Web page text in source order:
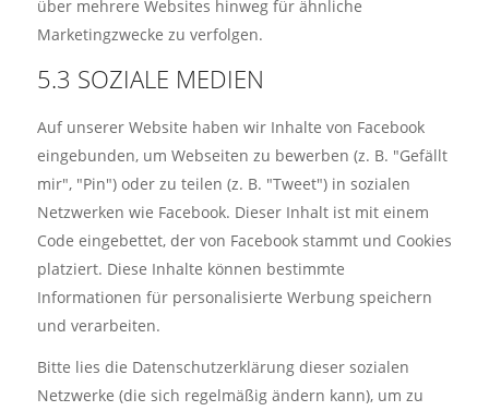
über mehrere Websites hinweg für ähnliche
Marketingzwecke zu verfolgen.
5.3 SOZIALE MEDIEN
Auf unserer Website haben wir Inhalte von Facebook
eingebunden, um Webseiten zu bewerben (z. B. "Gefällt
mir", "Pin") oder zu teilen (z. B. "Tweet") in sozialen
Netzwerken wie Facebook. Dieser Inhalt ist mit einem
Code eingebettet, der von Facebook stammt und Cookies
platziert. Diese Inhalte können bestimmte
Informationen für personalisierte Werbung speichern
und verarbeiten.
Bitte lies die Datenschutzerklärung dieser sozialen
Netzwerke (die sich regelmäßig ändern kann), um zu